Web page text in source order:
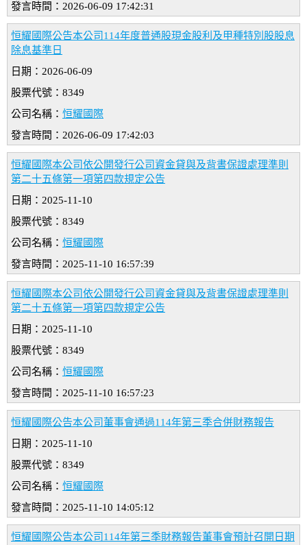
發言時間：2026-06-09 17:42:31
恒耀國際公告本公司114年度普通股現金股利及甲種特別股股息
除息基準日
日期：2026-06-09
股票代號：8349
公司名稱： 恒耀國際
發言時間：2026-06-09 17:42:03
恒耀國際本公司依公開發行公司資金貸與及背書保證處理準則
第二十五條第一項第四款規定公告
日期：2025-11-10
股票代號：8349
公司名稱： 恒耀國際
發言時間：2025-11-10 16:57:39
恒耀國際本公司依公開發行公司資金貸與及背書保證處理準則
第二十五條第一項第四款規定公告
日期：2025-11-10
股票代號：8349
公司名稱： 恒耀國際
發言時間：2025-11-10 16:57:23
恒耀國際公告本公司董事會通過114年第三季合併財務報告
日期：2025-11-10
股票代號：8349
公司名稱： 恒耀國際
發言時間：2025-11-10 14:05:12
恒耀國際公告本公司114年第三季財務報告董事會預計召開日期